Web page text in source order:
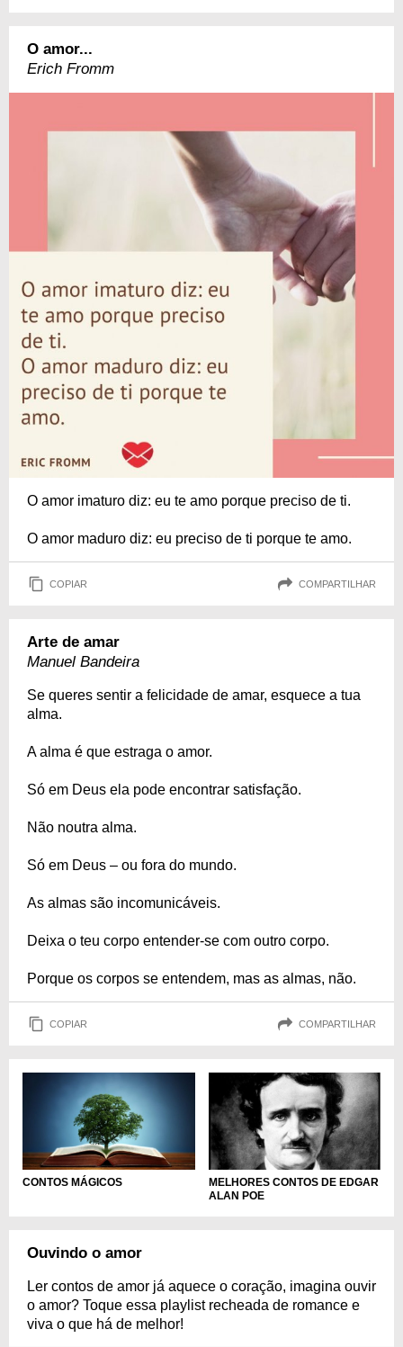
O amor...
Erich Fromm
O amor imaturo diz: eu te amo porque preciso de ti.
O amor maduro diz: eu preciso de ti porque te amo.
COPIAR COMPARTILHAR
Arte de amar
Manuel Bandeira
Se queres sentir a felicidade de amar, esquece a tua
alma.
A alma é que estraga o amor.
Só em Deus ela pode encontrar satisfação.
Não noutra alma.
Só em Deus – ou fora do mundo.
As almas são incomunicáveis.
Deixa o teu corpo entender-se com outro corpo.
Porque os corpos se entendem, mas as almas, não.
COPIAR COMPARTILHAR
CONTOS MÁGICOS
MELHORES CONTOS DE EDGAR
ALAN POE
Ouvindo o amor
Ler contos de amor já aquece o coração, imagina ouvir
o amor? Toque essa playlist recheada de romance e
viva o que há de melhor!